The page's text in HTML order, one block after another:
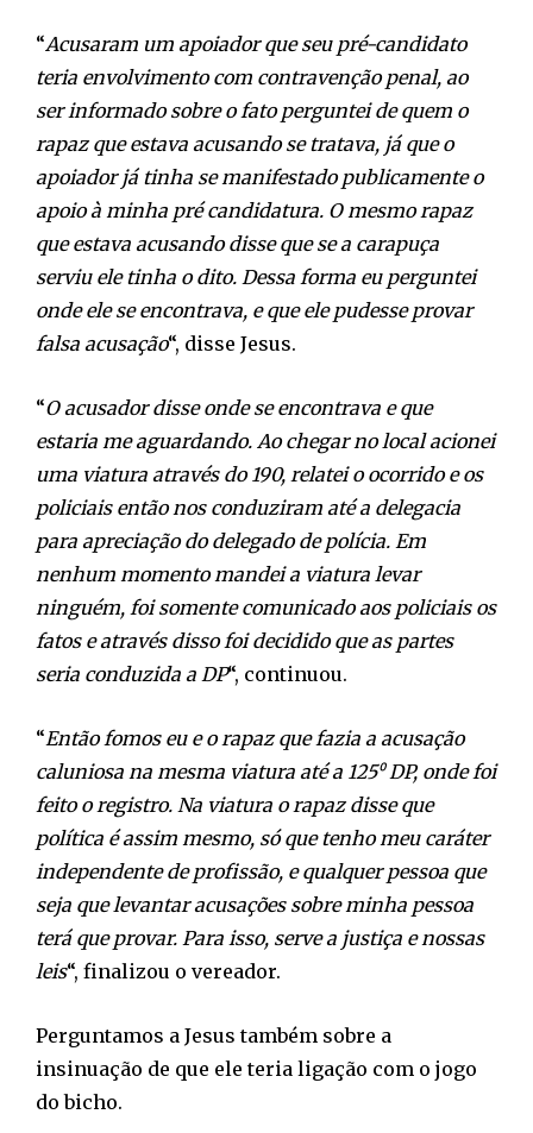
“Acusaram um apoiador que seu pré-candidato
teria envolvimento com contravenção penal, ao
ser informado sobre o fato perguntei de quem o
rapaz que estava acusando se tratava, já que o
apoiador já tinha se manifestado publicamente o
apoio à minha pré candidatura. O mesmo rapaz
que estava acusando disse que se a carapuça
serviu ele tinha o dito. Dessa forma eu perguntei
onde ele se encontrava, e que ele pudesse provar
falsa acusação“, disse Jesus.
“O acusador disse onde se encontrava e que
estaria me aguardando. Ao chegar no local acionei
uma viatura através do 190, relatei o ocorrido e os
policiais então nos conduziram até a delegacia
para apreciação do delegado de polícia. Em
nenhum momento mandei a viatura levar
ninguém, foi somente comunicado aos policiais os
fatos e através disso foi decidido que as partes
seria conduzida a DP“, continuou.
“Então fomos eu e o rapaz que fazia a acusação
caluniosa na mesma viatura até a 125⁰ DP, onde foi
feito o registro. Na viatura o rapaz disse que
política é assim mesmo, só que tenho meu caráter
independente de profissão, e qualquer pessoa que
seja que levantar acusações sobre minha pessoa
terá que provar. Para isso, serve a justiça e nossas
leis“, finalizou o vereador.
Perguntamos a Jesus também sobre a
insinuação de que ele teria ligação com o jogo
do bicho.